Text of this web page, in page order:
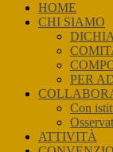
HOME
CHI SIAMO
PER
Con
ATTIVITÀ